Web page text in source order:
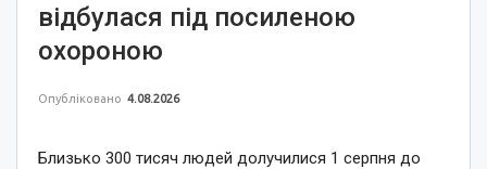
відбулася під посиленою
охороною
Опубліковано 4.08.2026
Близько 300 тисяч людей долучилися 1 серпня до